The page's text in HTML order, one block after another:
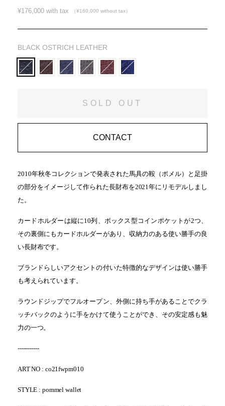
通
価
¥176,000 with tax （¥160,000 without tax）
BLACK OSTRICH LEATHER
SOLD OUT
CONTACT
2010年秋冬コレクションで発表された馬具の鞍（ポメル）と足掛
の部分をイメージして作られた長財布を2021年にリモデルしまし
た。
カードホルダーは縦に10列、ボックス型コインポケットが2つ、
その裏側にもカードホルダーがあり、収納力のある使い勝手の良
い長財布です。
ブランドらしいアクセントの付いた特徴的なデザインは使い勝手
も考えられています。
ラウンドジップでフルオープン、外側に持ち手があることでクラ
ッチバックのように手をかけて使うことができ、その安定感も魅
力の一つ。
-----------
ART NO : co21fwpm010
STYLE : pommel wallet